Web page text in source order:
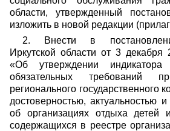
области, утвержденный
изложить в новой редакции
2.
Внести в
Иркутской области от 3
«Об утверждении
обязательных требований
регионального государственного
достоверностью, актуальностью
об организациях отдыха детей
содержащихся в реестре